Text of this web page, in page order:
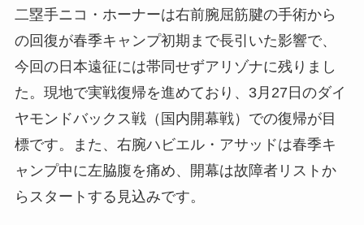
二塁手ニコ・ホーナーは右前腕屈筋腱の手術から
の回復が春季キャンプ初期まで長引いた影響で、
今回の日本遠征には帯同せずアリゾナに残りまし
た。現地で実戦復帰を進めており、3月27日のダイ
ヤモンドバックス戦（国内開幕戦）での復帰が目
標です。また、右腕ハビエル・アサッドは春季キ
ャンプ中に左脇腹を痛め、開幕は故障者リストか
らスタートする見込みです。